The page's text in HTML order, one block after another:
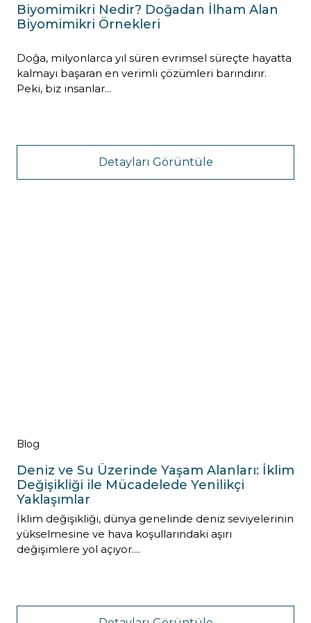
Biyomimikri Nedir? Doğadan İlham Alan
Biyomimikri Örnekleri
Doğa, milyonlarca yıl süren evrimsel süreçte hayatta
kalmayı başaran en verimli çözümleri barındırır.
Peki, biz insanlar...
Detayları Görüntüle
Blog
Deniz ve Su Üzerinde Yaşam Alanları: İklim
Değişikliği ile Mücadelede Yenilikçi
Yaklaşımlar
İklim değişikliği, dünya genelinde deniz seviyelerinin
yükselmesine ve hava koşullarındaki aşırı
değişimlere yol açıyor....